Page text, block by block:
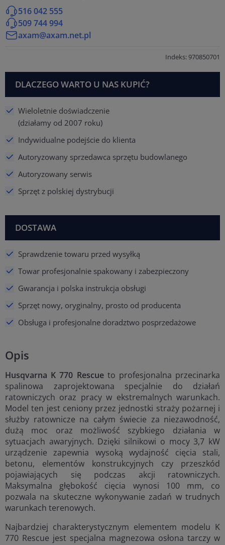
516 042 555
509 744 994
axam@axam.net.pl
Indeks: 970850701
DLACZEGO WARTO U NAS KUPIĆ?
Wieloletnie doświadczenie
(działamy od 2007 roku)
Indywidualne podejście do klienta
Autoryzowany sprzedawca sprzętu budowlanego
Autoryzowany serwis
Sprzęt z polskiej dystrybucji
DOSTAWA
Sprawdzenie towaru przed wysyłką
Towar profesjonalnie spakowany i zabezpieczony
Gwarancja i polska instrukcja obsługi
Sprzęt nowy, oryginalny, prosto od producenta
Obsługa i profesjonalne doradztwo posprzedażowe
Opis
Husqvarna K 770 Rescueto profesjonalna przecinarka
spalinowa zaprojektowana specjalnie do działań
ratowniczych oraz pracy w ekstremalnych warunkach.
Model ten jest ceniony przez jednostki straży pożarnej i
służby ratownicze na całym świecie za niezawodność,
dużą moc oraz możliwość szybkiego działania w
sytuacjach awaryjnych. Dzięki silnikowi o mocy 3,7 kW
urządzenie zapewnia wysoką wydajność cięcia stali,
betonu, elementów konstrukcyjnych czy przeszkód
pojawiających się podczas akcji ratowniczych.
Maksymalna głębokość cięcia wynosi 100 mm, co
pozwala na skuteczne wykonywanie zadań w trudnych
warunkach terenowych.
Najbardziej charakterystycznym elementem modelu K
770 Rescue jest specjalna magnezowa osłona tarczy w